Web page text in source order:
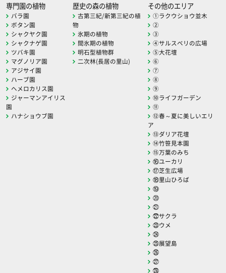
専門園の植物
バラ園
ボタン園
シャクヤク園
シャクナゲ園
ツバキ園
マグノリア園
アジサイ園
ハーブ園
ヘメロカリス園
ジャーマンアイリス
園
ハナショウブ園
歴史の森の植物
古第三紀/新第三紀の植
物
氷期の植物
間氷期の植物
明石型植物群
二次林(長居の里山)
その他のエリア
①ラクウショウ並木
②
③
④サルスベリの広場
⑤大花壇
⑥
⑦
⑧
⑨
⑩ライフガーデン
⑪
⑫春～夏に美しいエリ
ア
⑬ダリア花壇
⑭竹笹見本園
⑮万葉のみち
⑯ユーカリ
⑰芝生広場
⑱里山ひろば
⑲
⑳
㉑
㉒サクラ
㉓ウメ
㉔
㉕展望島
㉖
㉗
㉘